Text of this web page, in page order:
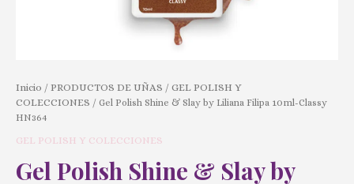
Inicio / PRODUCTOS DE UÑAS / GEL POLISH Y
COLECCIONES / Gel Polish Shine & Slay by Liliana Filipa 10ml-Classy
HN364
GEL POLISH Y COLECCIONES
Gel Polish Shine & Slay by